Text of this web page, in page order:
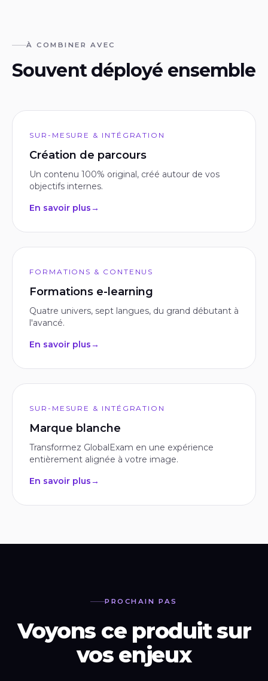
À COMBINER AVEC
Souvent déployé ensemble
SUR-MESURE & INTÉGRATION
Création de parcours
Un contenu 100% original, créé autour de vos
objectifs internes.
En savoir plus→
FORMATIONS & CONTENUS
Formations e-learning
Quatre univers, sept langues, du grand débutant à
l'avancé.
En savoir plus→
SUR-MESURE & INTÉGRATION
Marque blanche
Transformez GlobalExam en une expérience
entièrement alignée à votre image.
En savoir plus→
PROCHAIN PAS
Voyons ce produit sur
vos enjeux